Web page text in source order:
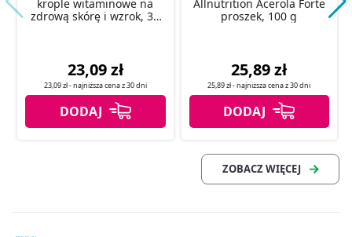
krople witaminowe na
zdrową skórę i wzrok, 30
23,09 zł
23,09 zł- najniższa cena z30 dni
Allnutrition Acerola Forte
proszek, 100 g
25,89 zł
25,89 zł- najniższa cena z30 dni